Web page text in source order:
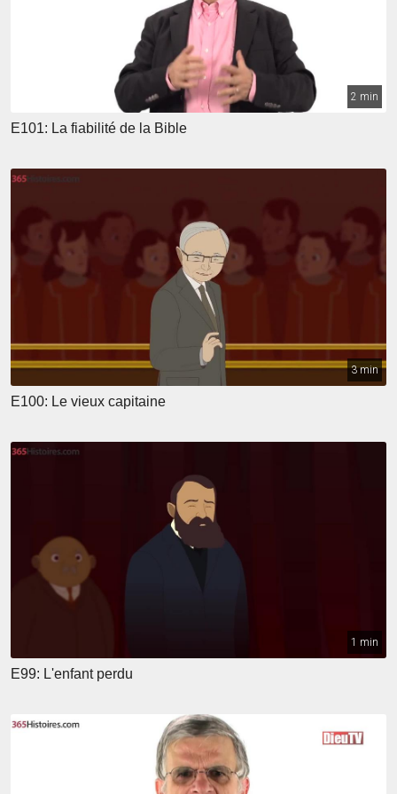
2 min
E101: La fiabilité de la Bible
3 min
E100: Le vieux capitaine
1 min
E99: L'enfant perdu